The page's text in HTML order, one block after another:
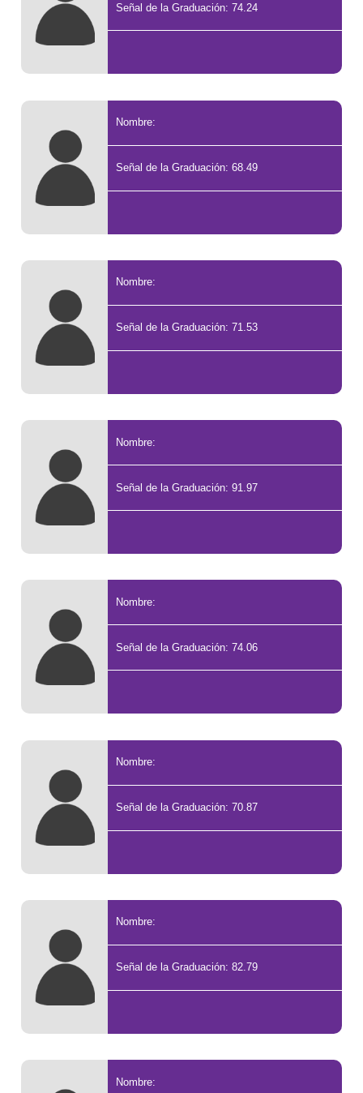
Señal de la Graduación: 74.24
Nombre:
Señal de la Graduación: 68.49
Nombre:
Señal de la Graduación: 71.53
Nombre:
Señal de la Graduación: 91.97
Nombre:
Señal de la Graduación: 74.06
Nombre:
Señal de la Graduación: 70.87
Nombre:
Señal de la Graduación: 82.79
Nombre: